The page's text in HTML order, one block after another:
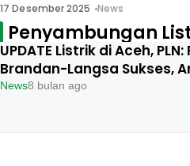
17 Desember 2025 News
Penyambungan
UPDATE Listrik di Aceh,
Brandan-Langsa Sukses,
News8 bulan ago